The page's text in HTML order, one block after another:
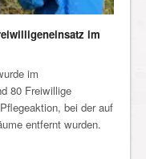
im
im
80 Freiwillige
bei der auf
entfernt wurden.